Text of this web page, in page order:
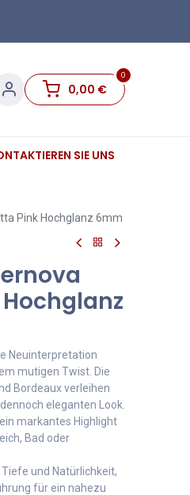
0
0,00 €
SaleSIE UNS
Pink Hochglanz 6mm
Neuinterpretation
mutigen Twist. Die
Bordeaux verleihen
eleganten Look.
markantes Highlight
Bad oder
und Natürlichkeit,
für ein nahezu